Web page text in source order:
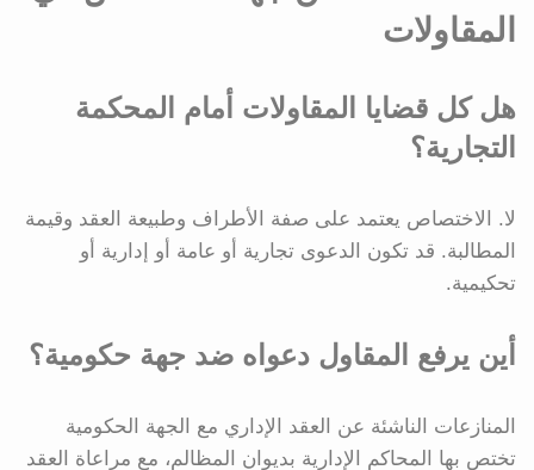
المقاولات
هل كل قضايا المقاولات أمام المحكمة
التجارية؟
لا. الاختصاص يعتمد على صفة الأطراف وطبيعة العقد وقيمة
المطالبة. قد تكون الدعوى تجارية أو عامة أو إدارية أو
تحكيمية.
أين يرفع المقاول دعواه ضد جهة حكومية؟
المنازعات الناشئة عن العقد الإداري مع الجهة الحكومية
تختص بها المحاكم الإدارية بديوان المظالم، مع مراعاة العقد